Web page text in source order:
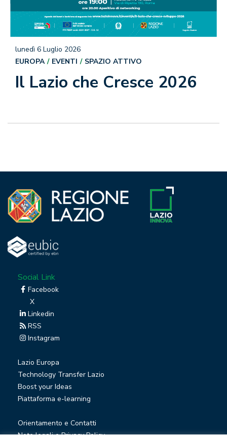
Il Lazio che Cresce 2026
lunedì 6 Luglio 2026
EUROPA
EVENTI SPAZIO ATTIVO
Social Link
Facebook
X
Linkedin
RSS
Instagram
Lazio Europa
Technology Transfer Lazio
Boost your Ideas
Piattaforma e-learning
Orientamento e Contatti